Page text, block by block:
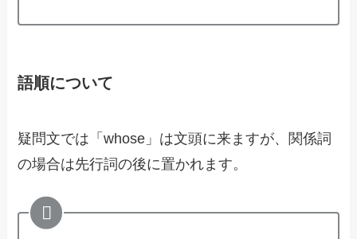
語順について
疑問文では「whose」は文頭に来ますが、関係詞
の場合は先行詞の後に置かれます。